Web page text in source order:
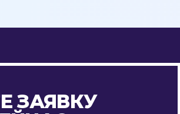
ЗАЯВКУ